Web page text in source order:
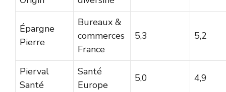
Épargne
Pierre
Bureaux &
commerces
France
5,3 5,2
Pierval
Santé
Santé
Europe
5,0 4,9